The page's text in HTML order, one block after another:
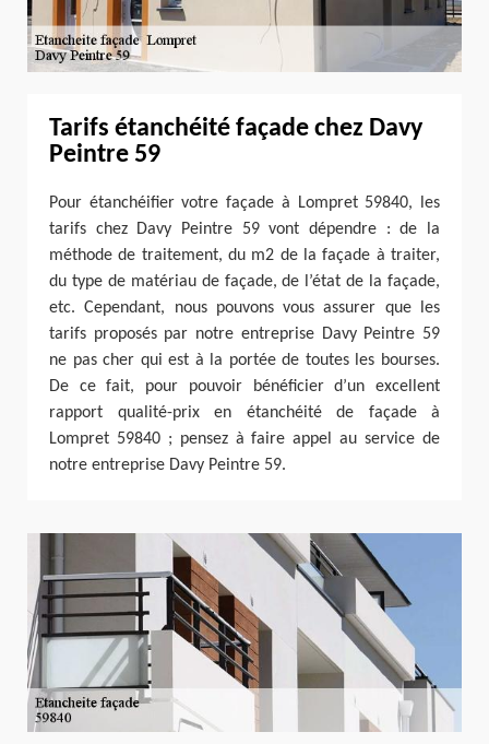
Tarifs étanchéité façade chez Davy
Peintre 59
Pour étanchéifier votre façade à Lompret 59840, les
tarifs chez Davy Peintre 59 vont dépendre : de la
méthode de traitement, du m2 de la façade à traiter,
du type de matériau de façade, de l’état de la façade,
etc. Cependant, nous pouvons vous assurer que les
tarifs proposés par notre entreprise Davy Peintre 59
ne pas cher qui est à la portée de toutes les bourses.
De ce fait, pour pouvoir bénéficier d’un excellent
rapport qualité-prix en étanchéité de façade à
Lompret 59840 ; pensez à faire appel au service de
notre entreprise Davy Peintre 59.